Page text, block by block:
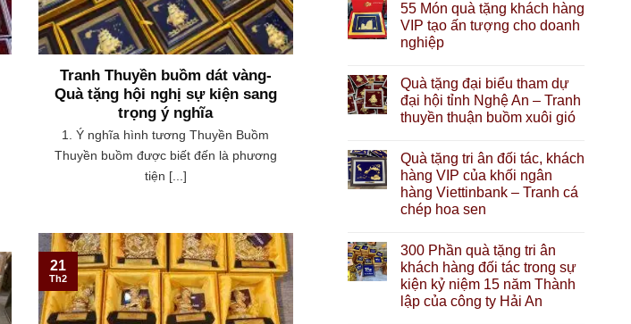
Tranh Thuyền buồm dát vàng-
Quà tặng hội nghị sự kiện sang
trọng ý nghĩa
1. Ý nghĩa hình tương Thuyền Buồm
Thuyền buồm được biết đến là phương
tiện [...]
21
Th2
55 Món quà tặng khách hàng
VIP tạo ấn tượng cho doanh
nghiệp
Quà tặng đại biểu tham dự
đại hội tỉnh Nghệ An – Tranh
thuyền thuận buồm xuôi gió
Quà tặng tri ân đối tác, khách
hàng VIP của khối ngân
hàng Viettinbank – Tranh cá
chép hoa sen
300 Phần quà tặng tri ân
khách hàng đối tác trong sự
kiện kỷ niệm 15 năm Thành
lập của công ty Hải An